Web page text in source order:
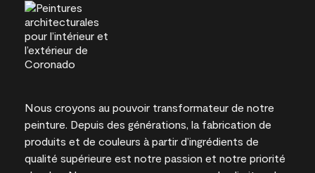
Nous croyons au pouvoir transformateur de notre
peinture. Depuis des générations, la fabrication de
produits et de couleurs à partir d’ingrédients de
qualité supérieure est notre passion et notre priorité